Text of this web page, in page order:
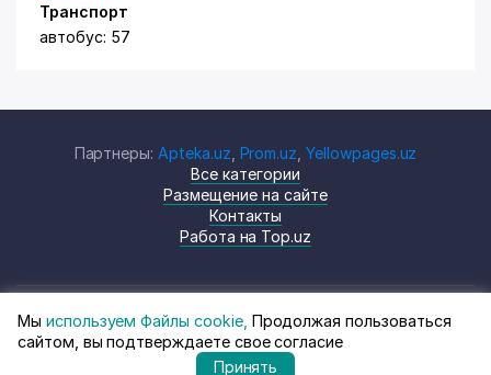
Транспорт
автобус: 57
Партнеры: Apteka.uz Prom.uz ,Yellowpages.uz
Все категории
Размещение на сайте
Контакты
Работа на Top.uz
© Top.uz, 2024 Каталог компаний
Узбекистана
Политика
конфиденциальности
Мы используем Файлы cookie, Продолжая пользоваться
сайтом, вы подтверждаете свое согласие
Принять